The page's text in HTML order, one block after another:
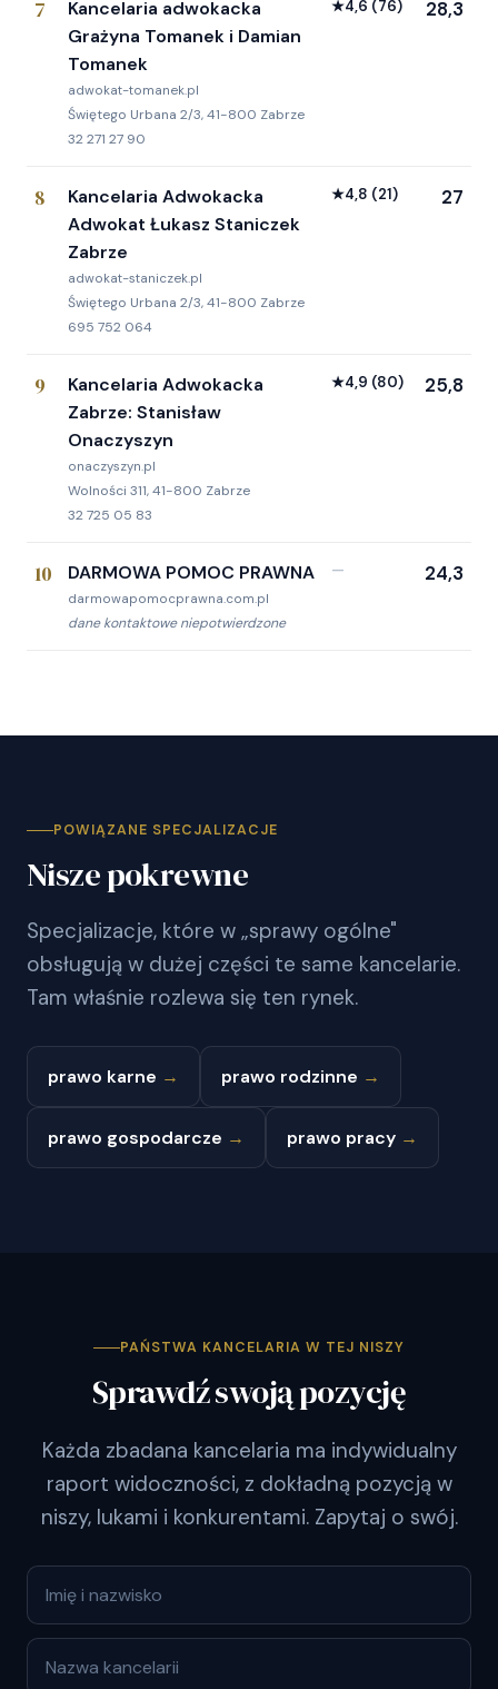
7
Kancelaria adwokacka
Grażyna Tomanek i Damian
Tomanek
adwokat-tomanek.pl
Świętego Urbana 2/3, 41-800 Zabrze
32 271 27 90
★4,6 (76) 28,3
8
Kancelaria Adwokacka
Adwokat Łukasz Staniczek
Zabrze
adwokat-staniczek.pl
Świętego Urbana 2/3, 41-800 Zabrze
695 752 064
★4,8 (21) 27
9
Kancelaria Adwokacka
Zabrze: Stanisław
Onaczyszyn
onaczyszyn.pl
Wolności 311, 41-800 Zabrze
32 725 05 83
★4,9 (80) 25,8
10 DARMOWA POMOC PRAWNA
darmowapomocprawna.com.pl
dane kontaktowe niepotwierdzone
— 24,3
POWIĄZANE SPECJALIZACJE
Nisze pokrewne
Specjalizacje, które w „sprawy ogólne"
obsługują w dużej części te same kancelarie.
Tam właśnie rozlewa się ten rynek.
prawo karne → prawo rodzinne →
prawo gospodarcze → prawo pracy →
PAŃSTWA KANCELARIA W TEJ NISZY
Sprawdź swoją pozycję
Każda zbadana kancelaria ma indywidualny
raport widoczności, z dokładną pozycją w
niszy, lukami i konkurentami. Zapytaj o swój.